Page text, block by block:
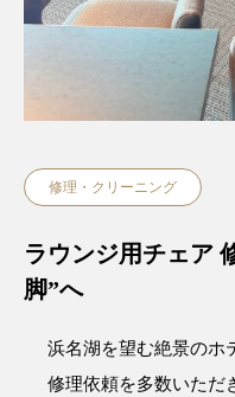
修理・クリーニング
ラウンジ用チェア
脚”へ
浜名湖を望む絶景のホ
修理依頼を多数いただ